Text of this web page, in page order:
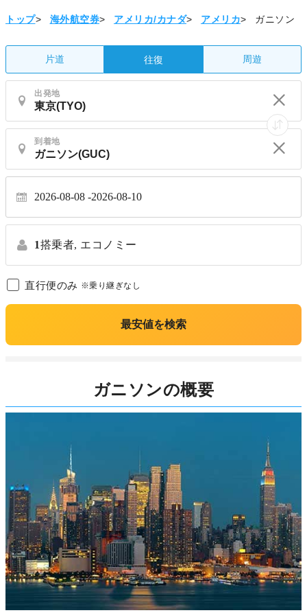
トップ> 海外航空券> アメリカ/カナダ> アメリカ> ガニソン
片道 往復 周遊
出発地
到着地
2026-08-08 2026-08-10
1搭乗者, エコノミー
直行便のみ ※乗り継ぎなし
最安値を検索
ガニソンの概要